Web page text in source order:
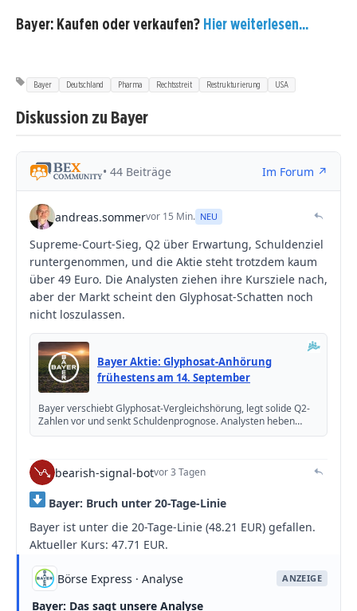
Bayer: Kaufen oder verkaufen? Hier weiterlesen...
Bayer Deutschland Pharma Rechtsstreit Restrukturierung USA
Diskussion zu Bayer